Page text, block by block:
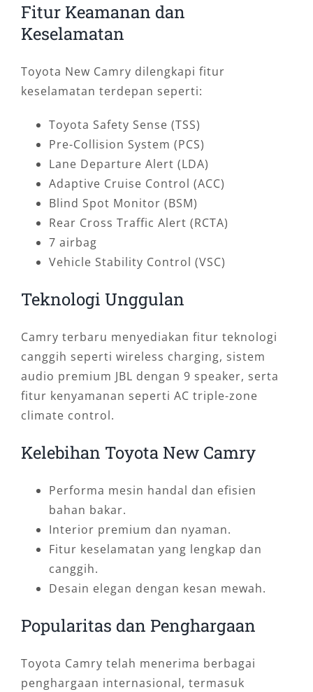
Fitur Keamanan dan
Keselamatan
Toyota New Camry dilengkapi fitur
keselamatan terdepan seperti:
Toyota Safety Sense (TSS)
Pre-Collision System (PCS)
Lane Departure Alert (LDA)
Adaptive Cruise Control (ACC)
Blind Spot Monitor (BSM)
Rear Cross Traffic Alert (RCTA)
7 airbag
Vehicle Stability Control (VSC)
Teknologi Unggulan
Camry terbaru menyediakan fitur teknologi
canggih seperti wireless charging, sistem
audio premium JBL dengan 9 speaker, serta
fitur kenyamanan seperti AC triple-zone
climate control.
Kelebihan Toyota New Camry
Performa mesin handal dan efisien
bahan bakar.
Interior premium dan nyaman.
Fitur keselamatan yang lengkap dan
canggih.
Desain elegan dengan kesan mewah.
Popularitas dan Penghargaan
Toyota Camry telah menerima berbagai
penghargaan internasional, termasuk